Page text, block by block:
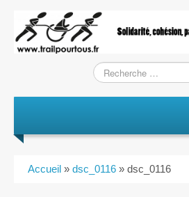
Accueil » dsc_0116 » dsc_0116